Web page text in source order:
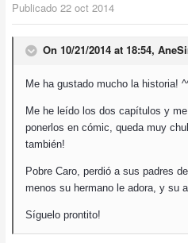
Publicado 22 oct 2014
On 10/21/2014 at 18:54,
Me ha gustado mucho la historia!
Me he leído los dos capítulos y
ponerlos en cómic, queda muy
también!
Pobre Caro, perdió a sus padres
menos su hermano le adora, y su
Síguelo prontito!